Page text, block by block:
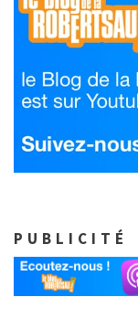
PUBLICITÉ